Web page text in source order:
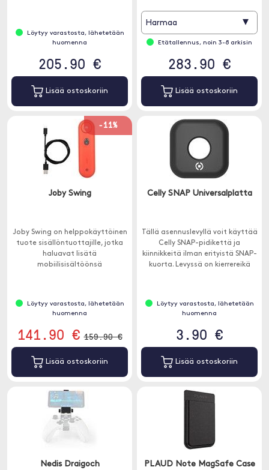
Löytyy varastosta, lähetetään
huomenna
205.90 €
Lisää ostoskoriin
Harmaa ▾
Etätallennus, noin 3-8 arkisin
283.90 €
Lisää ostoskoriin
-11%
Joby Swing
Joby Swing on helppokäyttöinen
tuote sisällöntuottajille, jotka
haluavat lisätä
mobiilisisältöönsä
Löytyy varastosta, lähetetään
huomenna
141.90 € 159.90 €
Lisää ostoskoriin
Celly SNAP Universalplatta
Tällä asennuslevyllä voit käyttää
Celly SNAP-pidikettä ja
kiinnikkeitä ilman erityistä SNAP-
kuorta. Levyssä on kierrereikä
Löytyy varastosta, lähetetään
huomenna
3.90 €
Lisää ostoskoriin
Nedis Draigoch
PLAUD Note MagSafe Case